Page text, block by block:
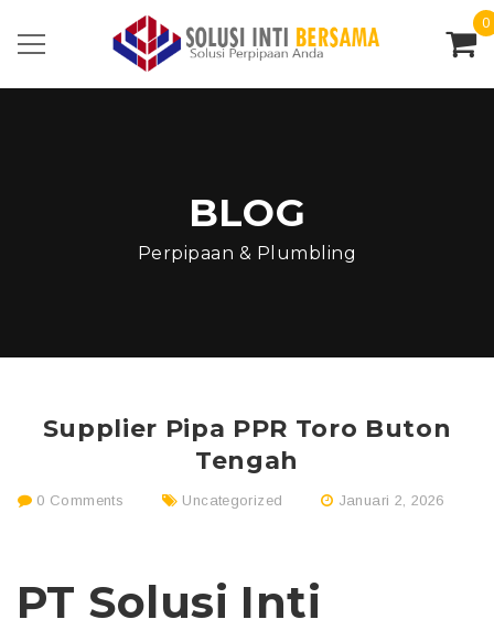
0
BLOG
Perpipaan & Plumbling
Supplier Pipa PPR Toro Buton
Tengah
0 Comments Uncategorized Januari 2, 2026
PT Solusi Inti